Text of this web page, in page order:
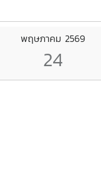
พฤษภาคม 2569
24